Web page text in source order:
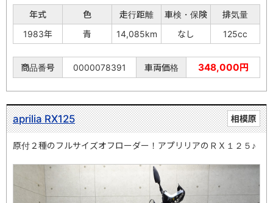
年式 色 走行距離 車検・保険
排気量
1983年
青 14,085km なし 125cc
商品番号 0000078391 車両価格 348,000円
相模原
aprilia RX125
原付２種のフルサイズオフローダー！アプリリアのＲＸ１２５♪